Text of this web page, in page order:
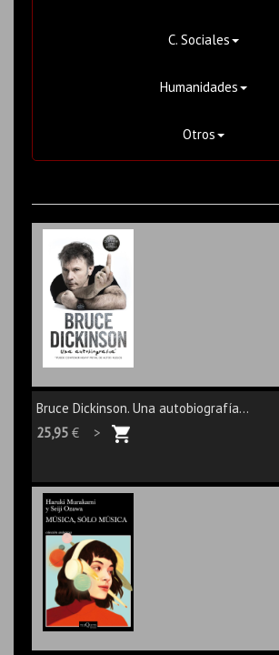
C. Sociales
Humanidades
Otros
Bruce Dickinson. Una autobiografía...
25,95 € >